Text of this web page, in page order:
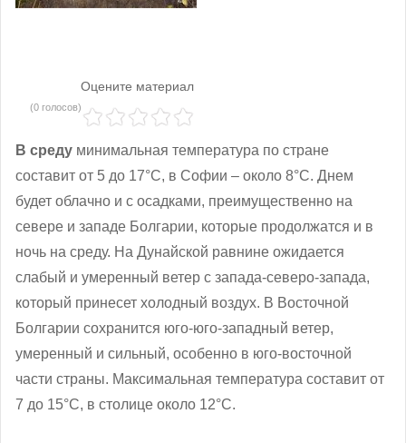
Оцените материал
(0 голосов)
В среду минимальная температура по стране
составит от 5 до 17°С, в Софии – около 8°С. Днем
будет облачно и с осадками, преимущественно на
севере и западе Болгарии, которые продолжатся и в
ночь на среду. На Дунайской равнине ожидается
слабый и умеренный ветер с запада-северо-запада,
который принесет холодный воздух. В Восточной
Болгарии сохранится юго-юго-западный ветер,
умеренный и сильный, особенно в юго-восточной
части страны. Максимальная температура составит от
7 до 15°С, в столице около 12°С.